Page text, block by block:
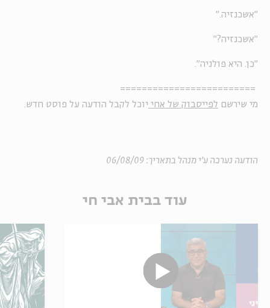
"אשכנזיה."
"אשכנזיה?"
"כן. היא פולניה".
=========================
מי שירשם לפייסבוק של אחי יוכל לקבל הודעה על פוסט חדש.
הודעה נערכה ע'י מנהל בתאריך: 06/08/09
עוד בבית אבי חי